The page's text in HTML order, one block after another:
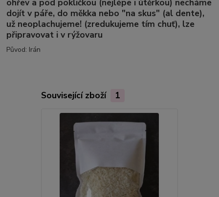
ohřev a pod pokličkou (nejlépe i útěrkou) necháme
dojít v páře, do měkka nebo "na skus" (al dente),
už neoplachujeme! (zredukujeme tím chuť), lze
připravovat i v rýžovaru
Původ: Irán
Související zboží 1